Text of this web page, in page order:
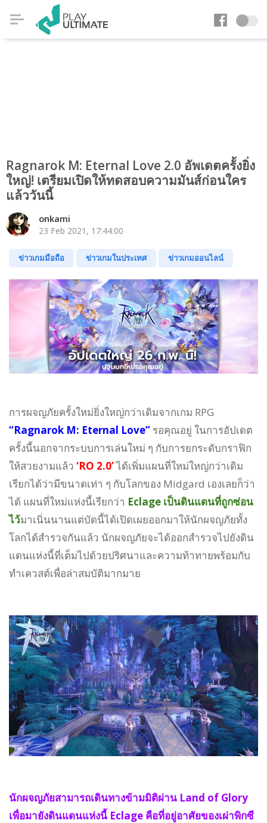
Ragnarok M: Eternal Love 2.0 อัพเดตครั้งยิ่ง
ใหญ่! เตรียมเปิดให้ทดสอบความมันส์ก่อนใคร
แล้ววันนี้
onkami
23 Feb 2021, 17:44:00
ข่าวเกมมือถือ ข่าวเกมในประเทศ ข่าวเกมออนไลน์
การผจญภัยครั้งใหม่ยิ่งใหญ่กว่าเดิมจากเกม RPG
“Ragnarok M: Eternal Love” รอคุณอยู่ ในการอัปเดต
ครั้งนี้นอกจากระบบการเล่นใหม่ ๆ กับการยกระดับกราฟิก
ให้สวยงามแล้ว ‘RO 2.0’ได้เพิ่มแผนที่ใหม่ใหญ่กว่าเดิม
เรียกได้ว่ามีขนาดเท่า ๆ กับโลกของ Midgard เองเลยก็ว่า
ได้ แผนที่ใหม่แห่งนี้เรียกว่า Eclage เป็นดินแดนที่ถูกซ่อน
ไว้มาเนิ่นนานแต่บัดนี้ได้เปิดเผยออกมาให้นักผจญภัยทั้ง
โลกได้สำรวจกันแล้ว นักผจญภัยจะได้ออกสำรวจไปยังดิน
แดนแห่งนี้ที่เต็มไปด้วยปริศนาและความท้าทายพร้อมกับ
ทำเควสต์เพื่อล่าสมบัติมากมาย
นักผจญภัยสามารถเดินทางข้ามมิติผ่าน Land of Glory
เพื่อมายังดินแดนแห่งนี้ Eclage คือที่อยู่อาศัยของเผ่าพิกซี